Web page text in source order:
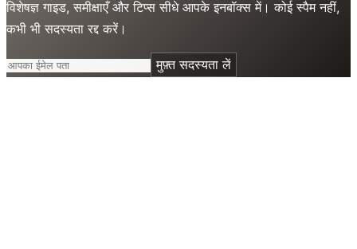
विशेषज्ञ गाइड, समीक्षाएँ और टिप्स सीधे आपके इनबॉक्स में। कोई स्पैम नहीं,
कभी भी सदस्यता रद्द करें।
मुफ़्त सदस्यता लें